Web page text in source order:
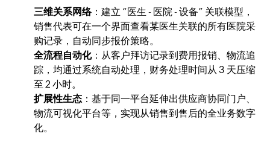
三维关系网络：建立 “医生 - 医院 - 设备” 关联模型，
销售代表可在一个界面查看某医生关联的所有医院采
购记录，自动同步报价策略。
全流程自动化：从客户拜访记录到费用报销、物流追
踪，均通过系统自动处理，财务处理时间从 3 天压缩
至 2 小时。
扩展性生态 ：基于同一平台延伸出供应商协同门户、
物流可视化平台等，实现从销售到售后的全业务数字
化。